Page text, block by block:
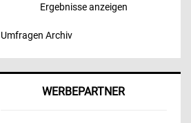
Ergebnisse anzeigen
Umfragen Archiv
WERBEPARTNER